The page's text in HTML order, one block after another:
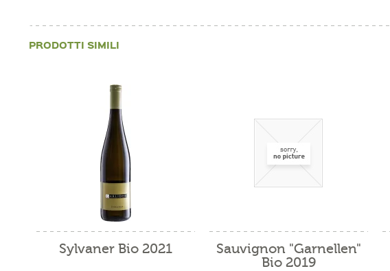
PRODOTTI SIMILI
Sylvaner Bio 2021
Sauvignon "Garnellen"
Bio 2019